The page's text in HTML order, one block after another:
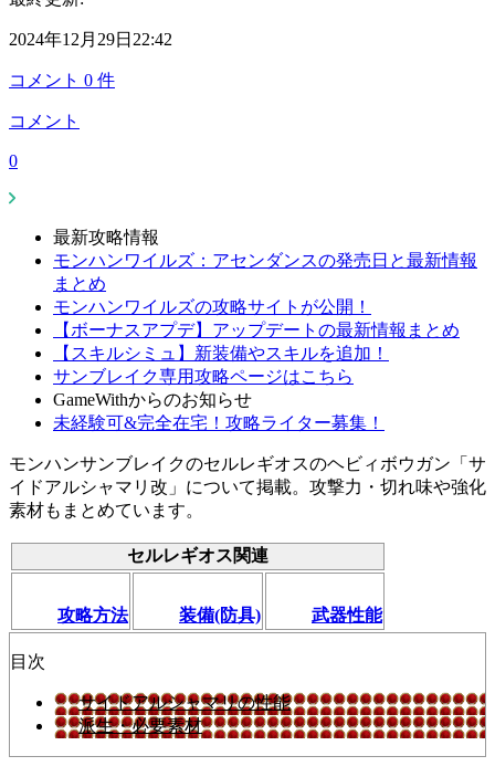
2024年12月29日22:42
コメント 0 件
コメント
0
最新攻略情報
モンハンワイルズ：アセンダンスの発売日と最新情報
まとめ
モンハンワイルズの攻略サイトが公開！
【ボーナスアプデ】アップデートの最新情報まとめ
【スキルシミュ】新装備やスキルを追加！
サンブレイク専用攻略ページはこちら
GameWithからのお知らせ
未経験可&完全在宅！攻略ライター募集！
モンハンサンブレイクのセルレギオスのヘビィボウガン「サ
イドアルシャマリ改」について掲載。攻撃力・切れ味や強化
素材もまとめています。
セルレギオス関連
攻略方法 装備(防具) 武器性能
目次
サイドアルシャマリの性能
派生・必要素材